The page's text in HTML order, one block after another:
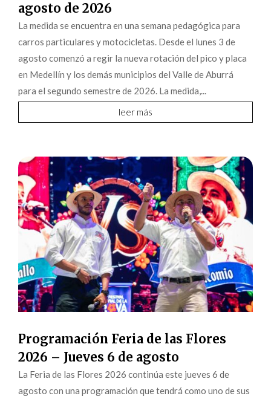
agosto de 2026
La medida se encuentra en una semana pedagógica para
carros particulares y motocicletas. Desde el lunes 3 de
agosto comenzó a regir la nueva rotación del pico y placa
en Medellín y los demás municipios del Valle de Aburrá
para el segundo semestre de 2026. La medida,...
leer más
Programación Feria de las Flores
2026 – Jueves 6 de agosto
La Feria de las Flores 2026 continúa este jueves 6 de
agosto con una programación que tendrá como uno de sus